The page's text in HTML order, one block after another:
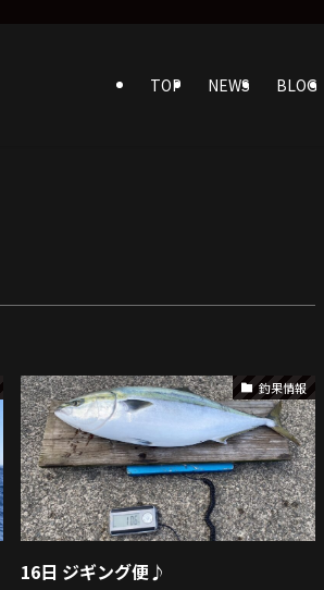
TOP NEWS BLOG
釣果情報
16日 ジギング便♪